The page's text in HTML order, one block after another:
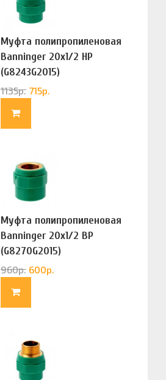
Муфта полипропиленовая
Banninger 20х1/2 НР
(G8243G2015)
1135р. 715р.
Муфта полипропиленовая
Banninger 20х1/2 ВР
(G8270G2015)
960р. 600р.